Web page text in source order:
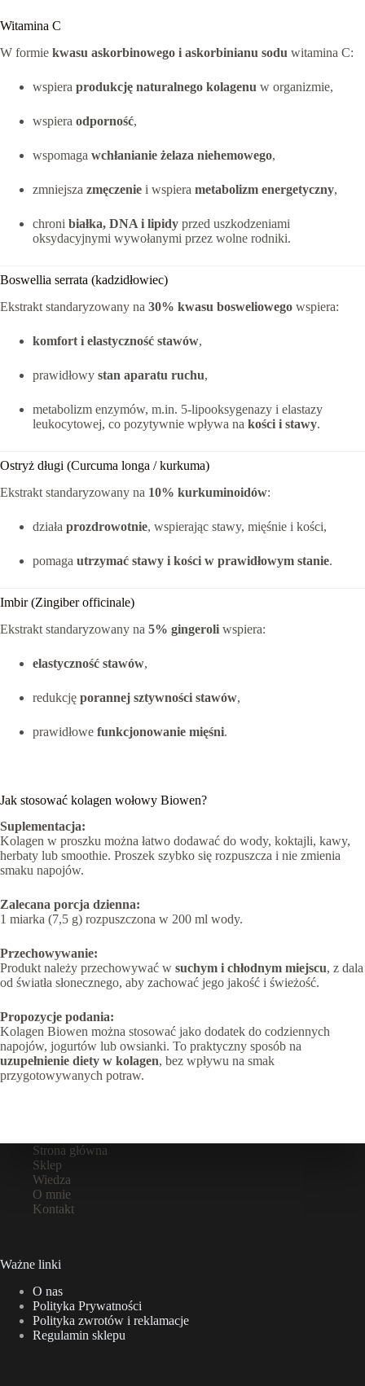
Witamina C
W formie kwasu askorbinowego i askorbinianu sodu witamina C:
wspiera produkcję naturalnego kolagenu w organizmie,
wspiera odporność,
wspomaga wchłanianie żelaza niehemowego,
zmniejsza zmęczenie i wspiera metabolizm energetyczny,
chroni białka, DNA i lipidy przed uszkodzeniami
oksydacyjnymi wywołanymi przez wolne rodniki.
Boswellia serrata (kadzidłowiec)
Ekstrakt standaryzowany na 30% kwasu bosweliowego wspiera:
komfort i elastyczność stawów,
prawidłowy stan aparatu ruchu,
metabolizm enzymów, m.in. 5-lipooksygenazy i elastazy
leukocytowej, co pozytywnie wpływa na kości i stawy.
Ostryż długi (Curcuma longa / kurkuma)
Ekstrakt standaryzowany na 10% kurkuminoidów:
działa prozdrowotnie, wspierając stawy, mięśnie i kości,
pomaga utrzymać stawy i kości w prawidłowym stanie.
Imbir (Zingiber officinale)
Ekstrakt standaryzowany na 5% gingeroli wspiera:
elastyczność stawów,
redukcję porannej sztywności stawów,
prawidłowe funkcjonowanie mięśni.
Jak stosować kolagen wołowy Biowen?
Suplementacja:
Kolagen w proszku można łatwo dodawać do wody, koktajli, kawy,
herbaty lub smoothie. Proszek szybko się rozpuszcza i nie zmienia
smaku napojów.
Zalecana porcja dzienna:
1 miarka (7,5 g) rozpuszczona w 200 ml wody.
Przechowywanie:
Produkt należy przechowywać w suchym i chłodnym miejscu, z dala
od światła słonecznego, aby zachować jego jakość i świeżość.
Propozycje podania:
Kolagen Biowen można stosować jako dodatek do codziennych
napojów, jogurtów lub owsianki. To praktyczny sposób na
uzupełnienie diety w kolagen, bez wpływu na smak
przygotowywanych potraw.
Strona główna
Sklep
Wiedza
O mnie
Kontakt
Ważne linki
O nas
Polityka Prywatności
Polityka zwrotów i reklamacje
Regulamin sklepu